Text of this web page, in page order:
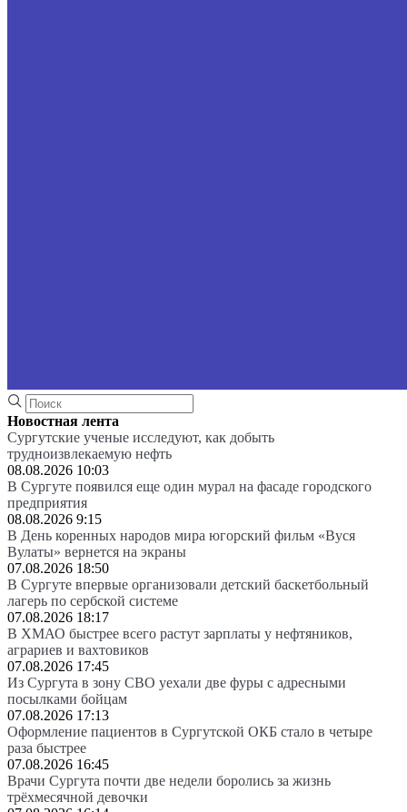
Новостная лента
Сургутские ученые исследуют, как добыть
трудноизвлекаемую нефть
08.08.2026 10:03
В Сургуте появился еще один мурал на фасаде городского
предприятия
08.08.2026 9:15
В День коренных народов мира югорский фильм «Вуся
Вулаты» вернется на экраны
07.08.2026 18:50
В Сургуте впервые организовали детский баскетбольный
лагерь по сербской системе
07.08.2026 18:17
В ХМАО быстрее всего растут зарплаты у нефтяников,
аграриев и вахтовиков
07.08.2026 17:45
Из Сургута в зону СВО уехали две фуры с адресными
посылками бойцам
07.08.2026 17:13
Оформление пациентов в Сургутской ОКБ стало в четыре
раза быстрее
07.08.2026 16:45
Врачи Сургута почти две недели боролись за жизнь
трёхмесячной девочки